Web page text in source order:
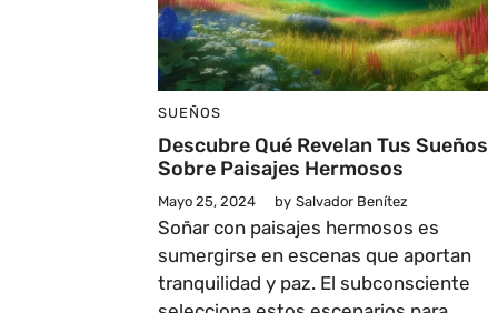
SUEÑOS
Descubre Qué Revelan Tus Sueños
Sobre Paisajes Hermosos
Mayo 25, 2024 by Salvador Benítez
Soñar con paisajes hermosos es
sumergirse en escenas que aportan
tranquilidad y paz. El subconsciente